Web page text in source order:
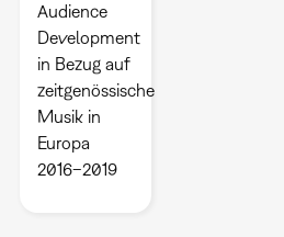
Audience
Development
in Bezug auf
zeitgenössische
Musik in
Europa
2016–2019